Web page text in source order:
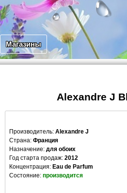
Магазины
Alexandre J
Производитель: Alexandre J
Страна: Франция
Назначение: для обоих
Год старта продаж: 2012
Концентрация: Eau de Parfum
Состояние: производится